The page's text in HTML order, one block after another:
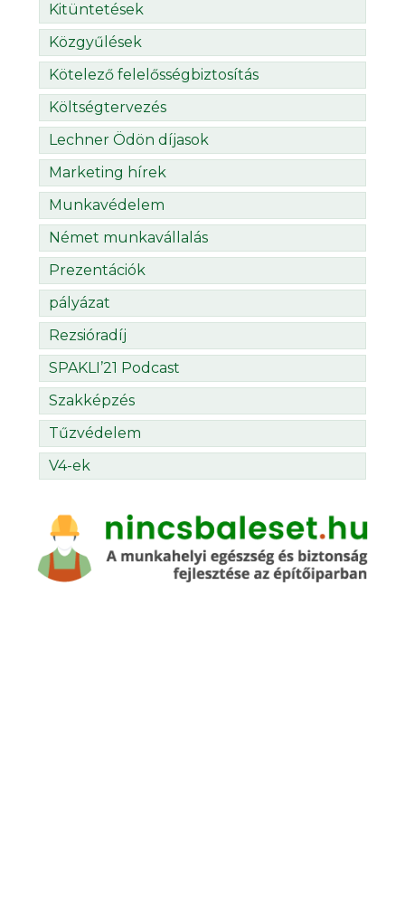
Kitüntetések
Közgyűlések
Kötelező felelősségbiztosítás
Költségtervezés
Lechner Ödön díjasok
Marketing hírek
Munkavédelem
Német munkavállalás
Prezentációk
pályázat
Rezsióradíj
SPAKLI’21 Podcast
Szakképzés
Tűzvédelem
V4-ek